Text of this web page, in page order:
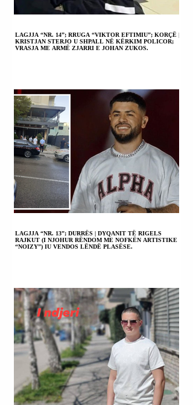
LAGJJA “NR. 14”; RRUGA “VIKTOR EFTIMIU”; KORÇË |
KRISTJAN STERJO U SHPALL NË KËRKIM POLICOR;
VRASJA ME ARMË ZJARRI E JOHAN ZUKOS.
LAGJJA “NR. 13”; DURRËS | DYQANIT TË RIGELS
RAJKUT (I NJOHUR RËNDOM ME NOFKËN ARTISTIKE
“NOIZY”) IU VENDOS LËNDË PLASËSE.